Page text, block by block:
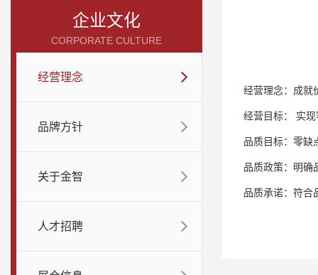
企业文化
CORPORATE CULTURE
经营理念
品牌方针
关于金智
人才招聘
经营理念：成就
经营目标： 实
品质目标：零缺
品质政策：明确
品质承诺：符合